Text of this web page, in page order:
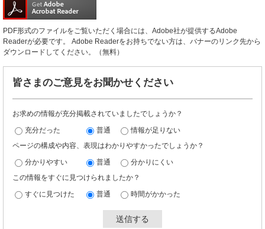
PDF形式のファイルをご覧いただく場合には、Adobe社が提供するAdobe
Readerが必要です。
Adobe Readerをお持ちでない方は、バナーのリンク先から
ダウンロードしてください。（無料）
皆さまのご意見をお聞かせください
お求めの情報が充分掲載されていましたでしょうか？
充分だった 普通
情報が足りない
ページの構成や内容、表現はわかりやすかったでしょうか？
分かりやすい 普通
分かりにくい
この情報をすぐに見つけられましたか？
すぐに見つけた 普通 時間がかかった